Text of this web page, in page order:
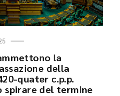
la
della
quater c.p.p.
spirare del termine